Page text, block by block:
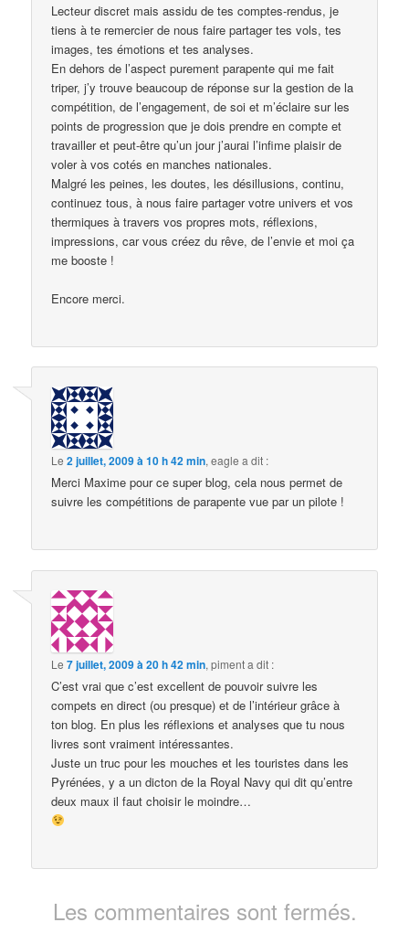
Lecteur discret mais assidu de tes comptes-rendus, je
tiens à te remercier de nous faire partager tes vols, tes
images, tes émotions et tes analyses.
En dehors de l’aspect purement parapente qui me fait
triper, j’y trouve beaucoup de réponse sur la gestion de la
compétition, de l’engagement, de soi et m’éclaire sur les
points de progression que je dois prendre en compte et
travailler et peut-être qu’un jour j’aurai l’infime plaisir de
voler à vos cotés en manches nationales.
Malgré les peines, les doutes, les désillusions, continu,
continuez tous, à nous faire partager votre univers et vos
thermiques à travers vos propres mots, réflexions,
impressions, car vous créez du rêve, de l’envie et moi ça
me booste !
Encore merci.
Le2 juillet, 2009 à 10 h 42 min,eagle a dit :
Merci Maxime pour ce super blog, cela nous permet de
suivre les compétitions de parapente vue par un pilote !
Le7 juillet, 2009 à 20 h 42 min,pimenta dit :
C’est vrai que c’est excellent de pouvoir suivre les
compets en direct (ou presque) et de l’intérieur grâce à
ton blog. En plus les réflexions et analyses que tu nous
livres sont vraiment intéressantes.
Juste un truc pour les mouches et les touristes dans les
Pyrénées, y a un dicton de la Royal Navy qui dit qu’entre
deux maux il faut choisir le moindre…
Les commentaires sont fermés.